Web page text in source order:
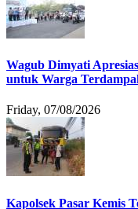
Wagub Dimyati
untuk Warga
Friday, 07/08/2026
Kapolsek Pasar Kemis